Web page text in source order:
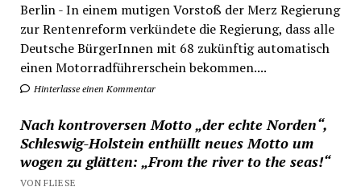
Berlin - In einem mutigen Vorstoß der Merz Regierung
zur Rentenreform verkündete die Regierung, dass alle
Deutsche BürgerInnen mit 68 zukünftig automatisch
einen Motorradführerschein bekommen....
Hinterlasse einen Kommentar
Nach kontroversen Motto „der echte Norden“,
Schleswig-Holstein enthüllt neues Motto um
wogen zu glätten: „From the river to the seas!“
VON FLIESE